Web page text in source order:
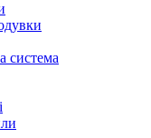
система